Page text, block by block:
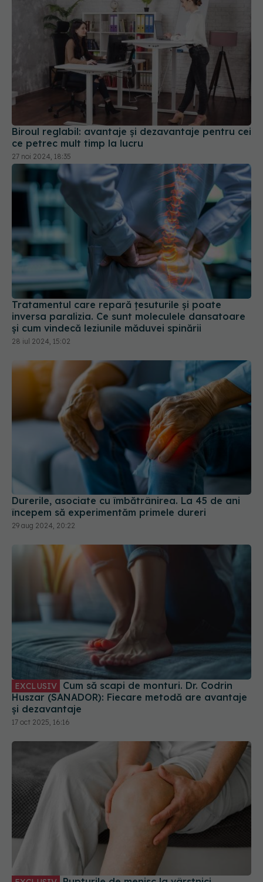
Biroul reglabil: avantaje și dezavantaje pentru cei
ce petrec mult timp la lucru
27 noi 2024, 18:35
Tratamentul care repară țesuturile și poate
inversa paralizia. Ce sunt moleculele dansatoare
și cum vindecă leziunile măduvei spinării
28 iul 2024, 15:02
Durerile, asociate cu îmbătrânirea. La 45 de ani
începem să experimentăm primele dureri
29 aug 2024, 20:22
EXCLUSIV Cum să scapi de monturi. Dr. Codrin
Huszar (SANADOR): Fiecare metodă are avantaje
și dezavantaje
17 oct 2025, 16:16
problemă frecvent ignorată. Dr. Răzvan Dragomir
(SANADOR): Leziune importantă